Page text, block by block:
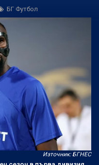
БГ Футбол
Източник: БГНЕС